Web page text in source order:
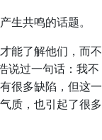
生共鸣的话题。
能了解他们，而不
说过一句话：我不
很多缺陷，但这一
质，也引起了很多